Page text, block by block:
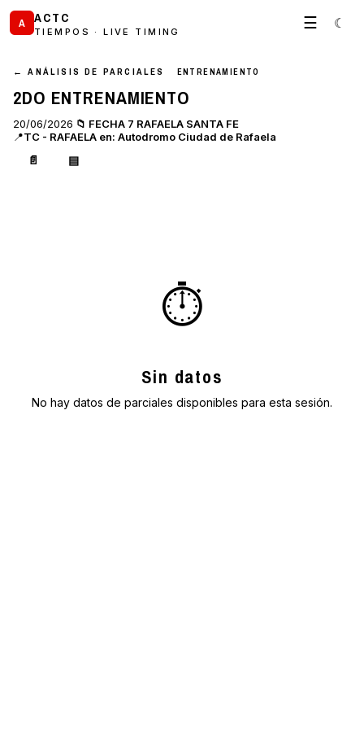
A ACTC
TIEMPOS · LIVE TIMING ☰ ☾
← ANÁLISIS DE PARCIALES ENTRENAMIENTO
2DO ENTRENAMIENTO
20/06/2026 📁 FECHA 7 RAFAELA SANTA FE
📍TC - RAFAELA en: Autodromo Ciudad de Rafaela
📄 ▤
⏱
Sin datos
No hay datos de parciales disponibles para esta sesión.